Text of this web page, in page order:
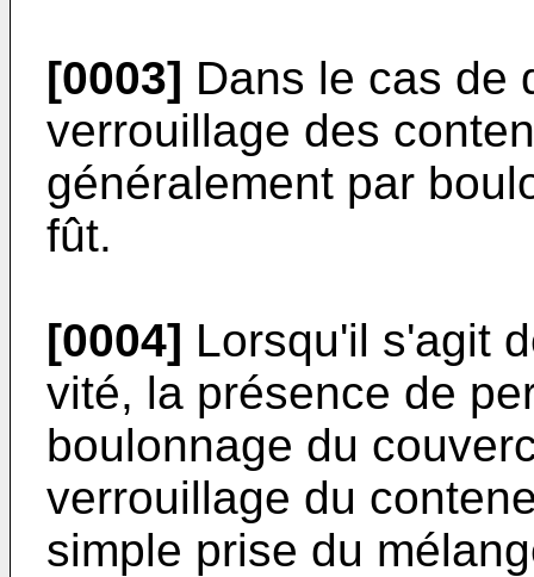
[0003] Dans le cas de
verrouillage des
généralement par
fût.
[0004] Lorsqu'il s'agit
vité, la présence de
boulonnage du
verrouillage du
simple prise du